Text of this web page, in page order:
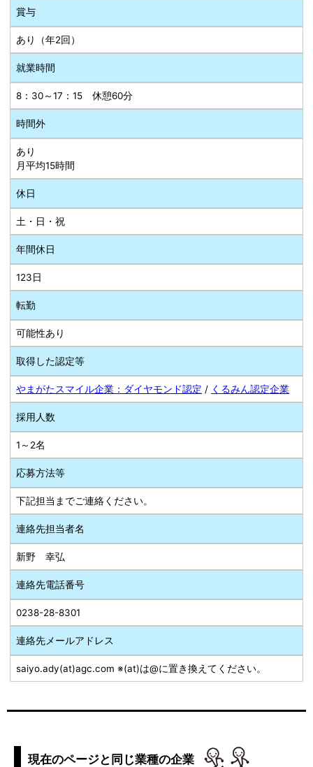
賞与
あり（年2回）
就業時間
8：30～17：15 休憩60分
時間外
あり
月平均15時間
休日
土・日・祝
年間休日
123日
転勤
可能性あり
取得した認定等
やまがたスマイル企業：ダイヤモンド認定 / くるみん認定企業
採用人数
1～2名
応募方法等
下記担当までご連絡ください。
連絡先担当者名
新野 幸弘
連絡先電話番号
0238-28-8301
連絡先メールアドレス
saiyo.ady(at)agc.com ※(at)は@に置き換えてください。
現在のページと同じ業種の企業